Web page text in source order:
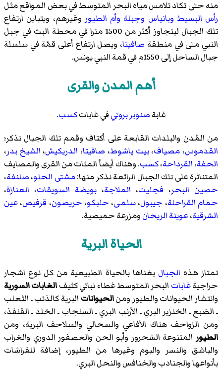
منه حتى تكاد تلامس مياه البحر المتوسط في بعض المواقع مثل
رأس البسيط وبانياس وجبلة وأم الطيور وغيرهم، ويتباين ارتفاع
تلك الجبال ليتجاوز أكثر من 1500 مترا في محطة البث في
جبل
النبي متىفي منطقة صافيتا، ويصل ارتفاع أعلى قمّة في سلسلة
جبال الساحل إلى 1550م في قمة
النبي يونس.
أهم المدن والقرى
غابةصنوبر بروتيفي غاباتكسب.
من المُدن والبلدات القابعة على أكتاف وقمم تلك الجبال نذكر؛
القدموس، مصياف،بيت ياشوط، صافيتا، الدريكيش، الشيخ بدر،
الحفة،القرداحة،كسب. وهناك أيضاً المئات من القرى والمصايف
المتناثرة على تلك الجبال الرائعة نذكر منها:مشتى الحلو،صلنفة،
حصين البحر، فجليت، الملاجة، بويضة السويقات، العنازة،
حمام القراحلة، جيبول،سلمى، حلبكو، حريصون، قرفيص،عين
الشرقية،عوينة الريحانومزرعة حميصية.
الحياة البرية
تمتاز هذه الجبال بغناها بالحياة الطبيعية من كل نوع اشجار
حراجيةغابات البحر المتوسط غطاء نباتي كثيفالغابات السورية
وانتشار الحيوانات والطيور ومنالحيوانات البرية كالذئب ـ الثعلب
ـ الضبع ـ الخنزير البري ـ الأرنب البري ـ السنجاب ـ الخلد ـ القنفذ،
ومن الزواحف هناك الأفاعي والسحالي والسلاحف البرية، ومن
الطيور المتنوعة الشحرور وأبو الحن والعصفور الدوري والغراب
والباشق والنسر والبوم وغيرها من الطيور، إضافة للفراشات
بأنواعها والجنادب والخنافس والنحل البري.